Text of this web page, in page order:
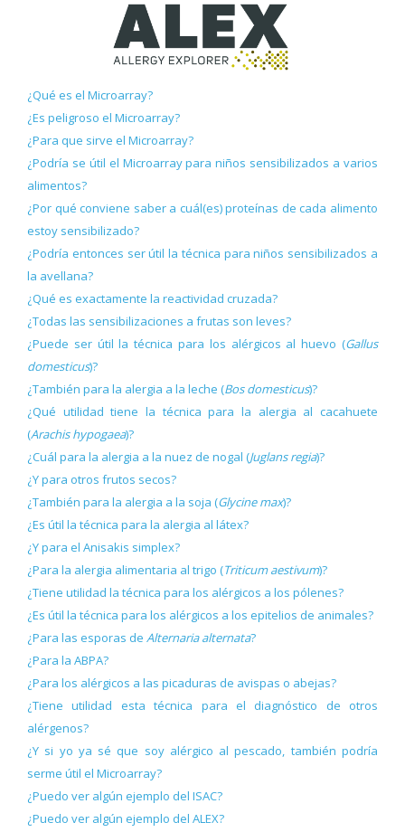
¿Qué es el Microarray?
¿Es peligroso el Microarray?
¿Para que sirve el Microarray?
¿Podría se útil el Microarray para niños sensibilizados a varios
alimentos?
¿Por qué conviene saber a cuál(es) proteínas de cada alimento
estoy sensibilizado?
¿Podría entonces ser útil la técnica para niños sensibilizados a
la avellana?
¿Qué es exactamente la reactividad cruzada?
¿Todas las sensibilizaciones a frutas son leves?
¿Puede ser útil la técnica para los alérgicos al huevo (Gallus
domesticus)?
¿También para la alergia a la leche (Bos domesticus)?
¿Qué utilidad tiene la técnica para la alergia al cacahuete
(Arachis hypogaea)?
¿Cuál para la alergia a la nuez de nogal (Juglans regia)?
¿Y para otros frutos secos?
¿También para la alergia a la soja (Glycine max)?
¿Es útil la técnica para la alergia al látex?
¿Y para el Anisakis simplex?
¿Para la alergia alimentaria al trigo (Triticum aestivum)?
¿Tiene utilidad la técnica para los alérgicos a los pólenes?
¿Es útil la técnica para los alérgicos a los epitelios de animales?
¿Para las esporas de Alternaria alternata?
¿Para la ABPA?
¿Para los alérgicos a las picaduras de avispas o abejas?
¿Tiene utilidad esta técnica para el diagnóstico de otros
alérgenos?
¿Y si yo ya sé que soy alérgico al pescado, también podría
serme útil el Microarray?
¿Puedo ver algún ejemplo del ISAC?
¿Puedo ver algún ejemplo del ALEX?